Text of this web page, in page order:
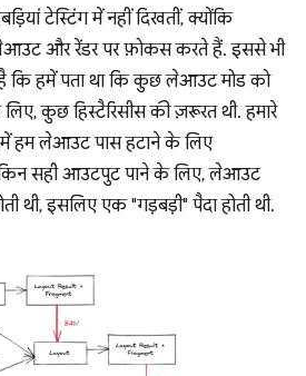
टेस्टिंग में नहीं दिखतीं, क्योंकि
और रेंडर पर फ़ोकस करते हैं. इससे भी
कि हमें पता था कि कुछ लेआउट मोड को
कुछ हिस्टैरिसीस की ज़रूरत थी. हमारे
हम लेआउट पास हटाने के लिए
सही आउटपुट पाने के लिए, लेआउट
थी, इसलिए एक "गड़बड़ी" पैदा होती थी.